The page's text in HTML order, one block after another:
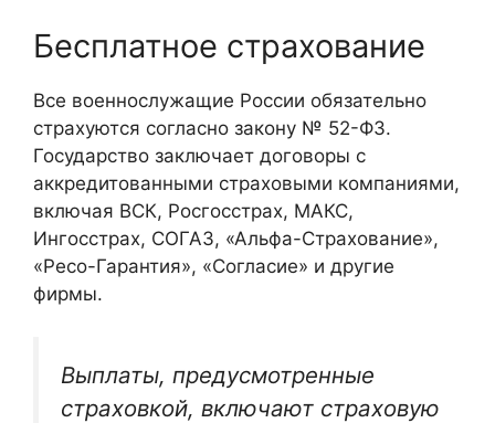
Бесплатное страхование
Все военнослужащие России обязательно
страхуются согласно закону № 52-ФЗ.
Государство заключает договоры с
аккредитованными страховыми компаниями,
включая ВСК, Росгосстрах, МАКС,
Ингосстрах, СОГАЗ, «Альфа-Страхование»,
«Ресо-Гарантия», «Согласие» и другие
фирмы.
Выплаты, предусмотренные
страховкой, включают страховую